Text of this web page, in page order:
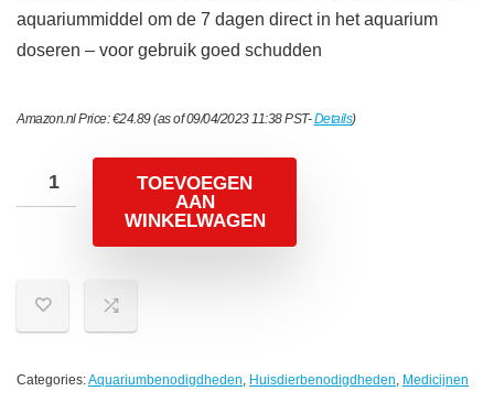
aquariummiddel om de 7 dagen direct in het aquarium
doseren – voor gebruik goed schudden
Amazon.nl Price:€24.89(as of 09/04/2023 11:38 PST-Details)
TOEVOEGEN
AAN
WINKELWAGEN
Categories:Aquariumbenodigdheden, Huisdierbenodigdheden, Medicijnen